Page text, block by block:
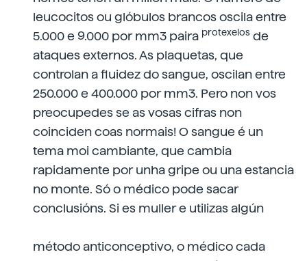
leucocitos ou glóbulos brancos oscila entre
5.000 e 9.000 por mm3 paira protexelos de
ataques externos. As plaquetas, que
controlan a fluidez do sangue, oscilan entre
250.000 e 400.000 por mm3. Pero non vos
preocupedes se as vosas cifras non
coinciden coas normais! O sangue é un
tema moi cambiante, que cambia
rapidamente por unha gripe ou una estancia
no monte. Só o médico pode sacar
conclusións. Si es muller e utilizas algún
método anticonceptivo, o médico cada